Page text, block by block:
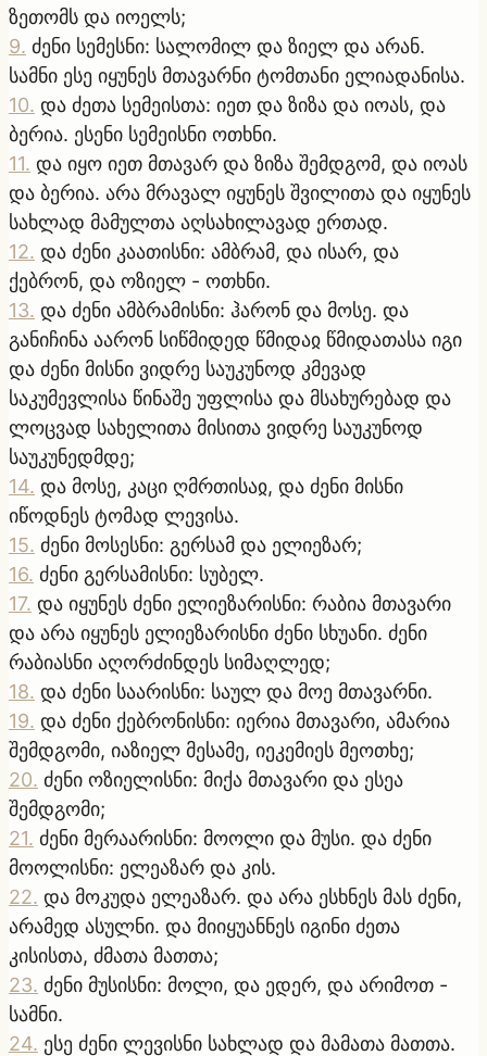
ზეთომს და იოელს;
9. ძენი სემესნი: სალომილ და ზიელ და არან.
სამნი ესე იყუნეს მთავარნი ტომთანი ელიადანისა.
10. და ძეთა სემეისთა: იეთ და ზიზა და იოას, და
ბერია. ესენი სემეისნი ოთხნი.
11. და იყო იეთ მთავარ და ზიზა შემდგომ, და იოას
და ბერია. არა მრავალ იყუნეს შვილითა და იყუნეს
სახლად მამულთა აღსახილავად ერთად.
12. და ძენი კაათისნი: ამბრამ, და ისარ, და
ქებრონ, და ოზიელ - ოთხნი.
13. და ძენი ამბრამისნი: ჰარონ და მოსე. და
განიჩინა აარონ სიწმიდედ წმიდაჲ წმიდათასა იგი
და ძენი მისნი ვიდრე საუკუნოდ კმევად
საკუმევლისა წინაშე უფლისა და მსახურებად და
ლოცვად სახელითა მისითა ვიდრე საუკუნოდ
საუკუნედმდე;
14. და მოსე, კაცი ღმრთისაჲ, და ძენი მისნი
იწოდნეს ტომად ლევისა.
15. ძენი მოსესნი: გერსამ და ელიეზარ;
16. ძენი გერსამისნი: სუბელ.
17. და იყუნეს ძენი ელიეზარისნი: რაბია მთავარი
და არა იყუნეს ელიეზარისნი ძენი სხუანი. ძენი
რაბიასნი აღორძინდეს სიმაღლედ;
18. და ძენი საარისნი: საულ და მოე მთავარნი.
19. და ძენი ქებრონისნი: იერია მთავარი, ამარია
შემდგომი, იაზიელ მესამე, იეკემიეს მეოთხე;
20. ძენი ოზიელისნი: მიქა მთავარი და ესეა
შემდგომი;
21. ძენი მერაარისნი: მოოლი და მუსი. და ძენი
მოოლისნი: ელეაზარ და კის.
22. და მოკუდა ელეაზარ. და არა ესხნეს მას ძენი,
არამედ ასულნი. და მიიყუანნეს იგინი ძეთა
კისისთა, ძმათა მათთა;
23. ძენი მუსისნი: მოლი, და ედერ, და არიმოთ -
სამნი.
24. ესე ძენი ლევისნი სახლად და მამათა მათთა.